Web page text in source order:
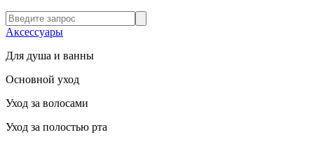
Аксессуары
Для душа и ванны
Основной уход
Уход за волосами
Уход за полостью рта